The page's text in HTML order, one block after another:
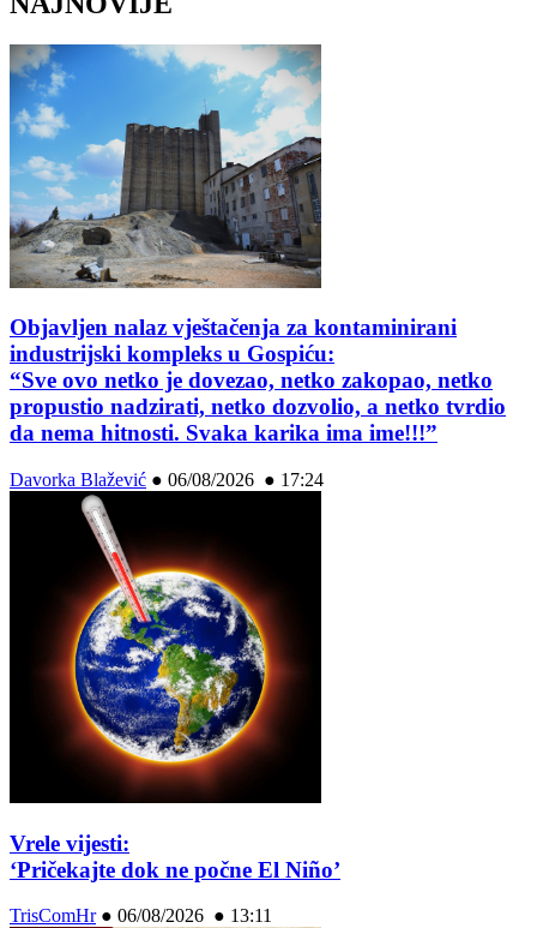
Objavljen nalaz vještačenja za kontaminirani
industrijski kompleks u Gospiću:
“Sve ovo netko je dovezao, netko zakopao, netko
propustio nadzirati, netko dozvolio, a netko tvrdio
da nema hitnosti. Svaka karika ima ime!!!”
Davorka Blažević ● 06/08/2026 ● 17:24
Vrele vijesti:
‘Pričekajte dok ne počne El Niño’
TrisComHr● 06/08/2026 ● 13:11